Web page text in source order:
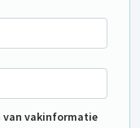
van vakinformatie